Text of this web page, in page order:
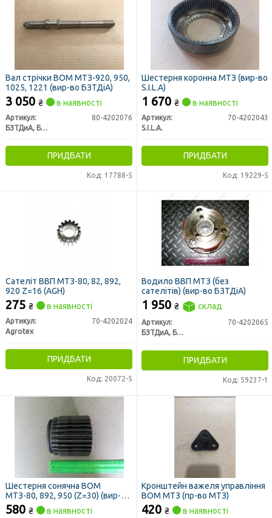
Вал стрічки ВОМ МТЗ-920, 950,
1025, 1221 (вир-во БЗТДіА)
3 050 ₴ в наявності
Артикул:
80-4202076
БЗТДиА, Беларусь
ПРИДБАТИ
Код: 17788-5
Шестерня коронна МТЗ (вир-во
S.I.L.A)
1 670 ₴ в наявності
Артикул:
70-4202043
S.I.L.A.
ПРИДБАТИ
Код: 19229-5
Сателіт ВВП МТЗ-80, 82, 892,
920 Z=16 (AGH)
275 ₴ в наявності
Артикул:
70-4202024
Agrotex
ПРИДБАТИ
Код: 20072-5
Водило ВВП МТЗ (без
сателітів) (вир-во БЗТДіА)
1 950 ₴ склад
Артикул:
70-4202065
БЗТДиА, Беларусь
ПРИДБАТИ
Код: 59237-1
Шестерня сонячна ВОМ
МТЗ-80, 892, 950 (Z=30) (вир-во
S.I.L.A.)
580 ₴ в наявності
Кронштейн важеля управління
ВОМ МТЗ (пр-во МТЗ)
420 ₴ в наявності